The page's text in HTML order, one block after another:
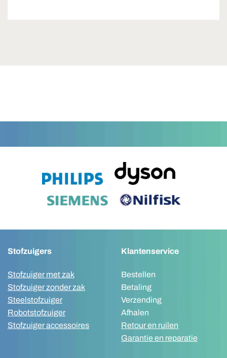
Stofzuigers
Stofzuiger met zak
Stofzuiger zonder zak
Steelstofzuiger
Robotstofzuiger
Stofzuiger accessoires
Klantenservice
Bestellen
Betaling
Verzending
Afhalen
Retour en ruilen
Garantie en reparatie